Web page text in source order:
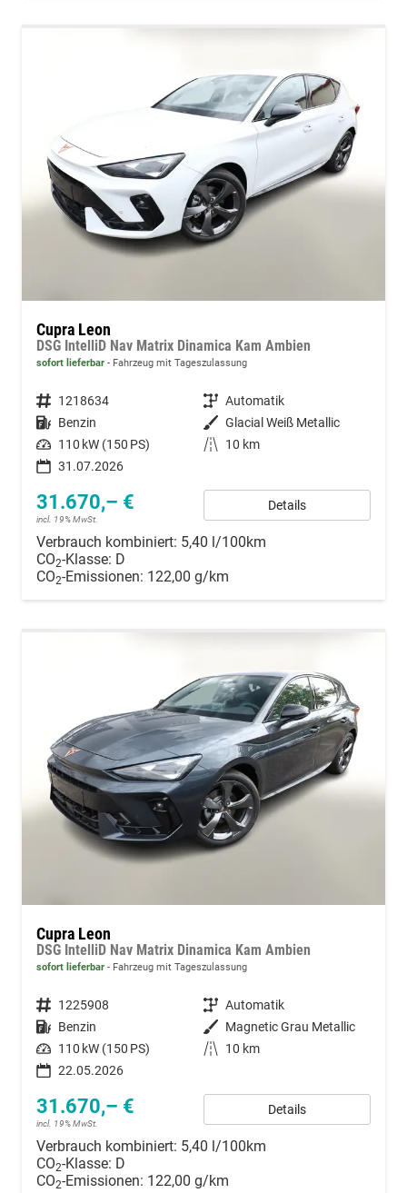
Cupra Leon
DSG IntelliD Nav Matrix Dinamica Kam Ambien
sofort lieferbar Fahrzeug mit Tageszulassung
Fahrzeugnummer 1218634 Getriebe Automatik
Kraftstoff Benzin Außenfarbe Glacial Weiß Metallic
Leistung 110 kW (150 PS) Kilometerstand
10 km
31.07.2026
31.670,– €
incl. 19% MwSt.
Details
Verbrauch kombiniert: 5,40 l/100km
CO2-Klasse: D
CO2-Emissionen: 122,00 g/km
Cupra Leon
DSG IntelliD Nav Matrix Dinamica Kam Ambien
sofort lieferbar Fahrzeug mit Tageszulassung
Fahrzeugnummer 1225908 Getriebe Automatik
Kraftstoff Benzin Außenfarbe Magnetic Grau Metallic
Leistung 110 kW (150 PS) Kilometerstand
10 km
22.05.2026
31.670,– €
incl. 19% MwSt.
Details
Verbrauch kombiniert: 5,40 l/100km
CO2-Klasse: D
CO2-Emissionen: 122,00 g/km